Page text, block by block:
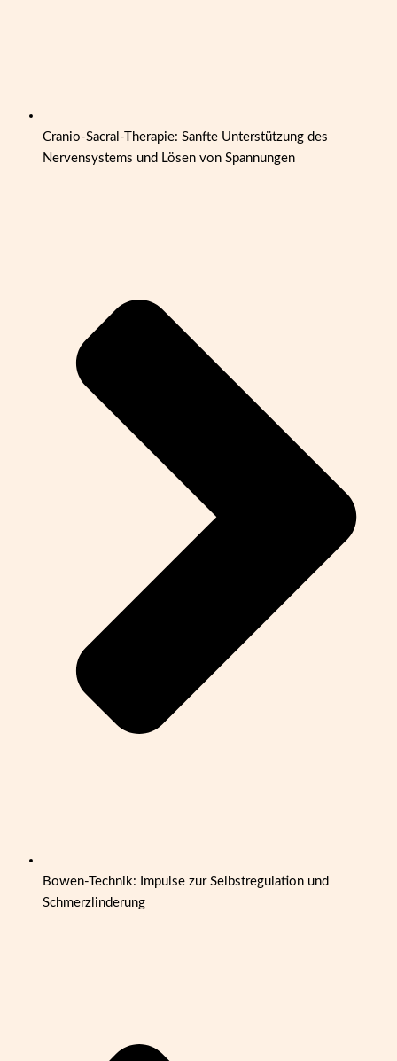
Cranio-Sacral-Therapie: Sanfte Unterstützung des
Nervensystems und Lösen von Spannungen
Bowen-Technik: Impulse zur Selbstregulation und
Schmerzlinderung